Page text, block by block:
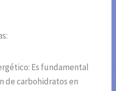
Es fundamental
de carbohidratos en